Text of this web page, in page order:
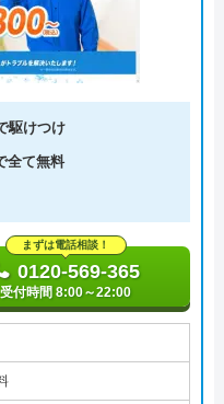
駆けつけ
全て無料
まずは電話相談！
0120-569-365
受付時間 8:00～22:00